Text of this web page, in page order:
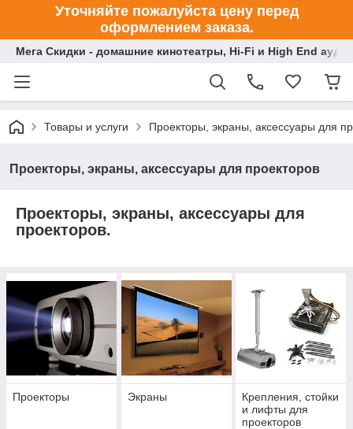
Уточняйте пожалуйста цену перед
оформлением заказа.
Мега Скидки - домашние кинотеатры, Hi-Fi и High End
Товары и услуги Проекторы, экраны, аксессуары для
Проекторы, экраны, аксессуары для проекторов
Проекторы, экраны, аксессуары для
проекторов.
Проекторы Экраны
Крепления, стойки
и лифты для
проекторов